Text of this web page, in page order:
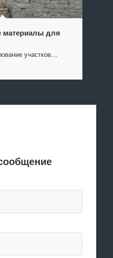
материалы для
участков…